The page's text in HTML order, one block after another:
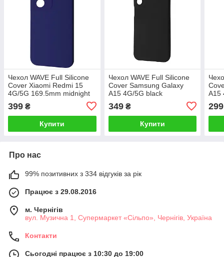
Чехол WAVE Full Silicone
Cover Xiaomi Redmi 15
4G/5G 169.5mm midnight
399 ₴
Купити
Чехол WAVE Full Silicone
Cover Samsung Galaxy
A15 4G/5G black
349₴
Купити
A15
299
Про нас
99% позитивних з 334 відгуків за рік
Працює з 29.08.2016
м. Чернігів
вул. Музична 1, Супермаркет «Сільпо», Чернігів, Україна
Контакти
Сьогодні працює з 10:30 до 19:00